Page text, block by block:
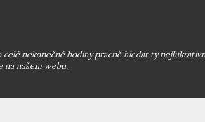
nekonečné hodiny pracně hledat ty
na našem webu.